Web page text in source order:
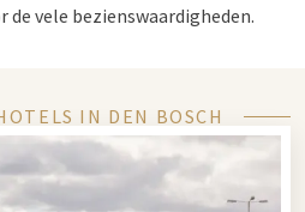
de vele bezienswaardigheden.
IN DEN BOSCH